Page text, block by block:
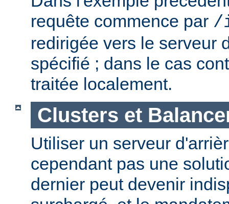
requête commence par /
redirigée vers le serveur
spécifié ; dans le cas
traitée localement.
Clusters et
Utiliser un serveur
cependant pas une
dernier peut devenir